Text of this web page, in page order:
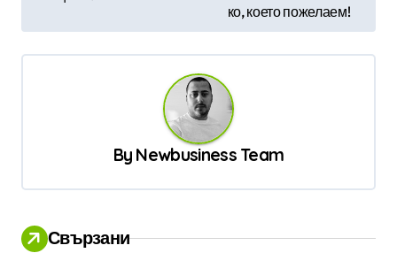
г
ко, което пожелаем!
By Newbusiness Team
Свързани